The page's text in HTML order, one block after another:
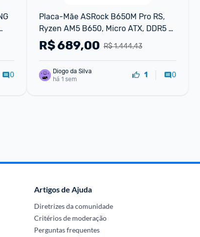
0
Placa-Mãe ASRock B650M Pro RS,
Ryzen AM5 B650, Micro ATX, DDR5
90-MXBLP0-A0UAYZ
R$ 1.444,43
R$689,00
Diogo da Silva
há 1 sem
1 0
Artigos de Ajuda
Diretrizes da comunidade
Critérios de moderação
Perguntas frequentes